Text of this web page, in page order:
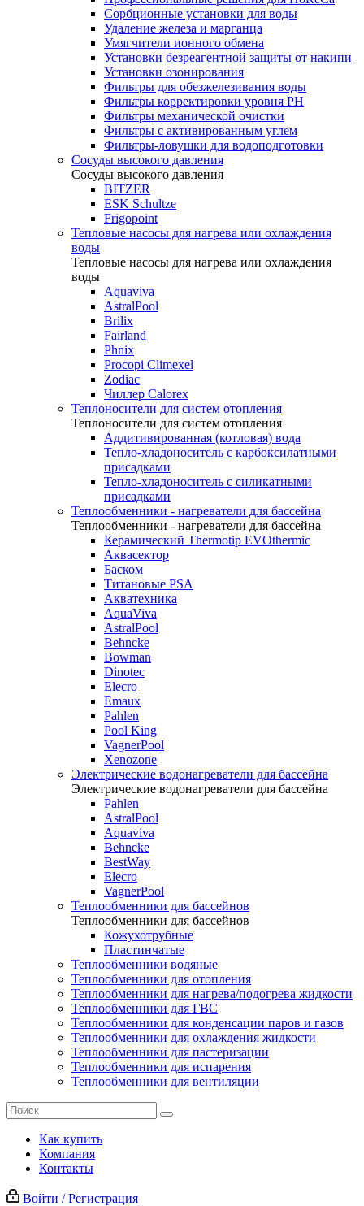
Сорбционные установки для воды
Удаление железа и марганца
Умягчители ионного обмена
Установки безреагентной защиты от накипи
Установки озонирования
Фильтры для обезжелезивания воды
Фильтры корректировки уровня PH
Фильтры механической очистки
Фильтры с активированным углем
Фильтры-ловушки для водоподготовки
Сосуды высокого давления
Сосуды высокого давления
BITZER
ESK Schultze
Frigopoint
Тепловые насосы для нагрева или охлаждения
воды
Тепловые насосы для нагрева или охлаждения
воды
Aquaviva
AstralPool
Brilix
Fairland
Phnix
Procopi Climexel
Zodiac
Чиллер Calorex
Теплоносители для систем отопления
Теплоносители для систем отопления
Аддитивированная (котловая) вода
Тепло-хладоноситель с карбоксилатными
присадками
Тепло-хладоноситель с силикатными
присадками
Теплообменники - нагреватели для бассейна
Теплообменники - нагреватели для бассейна
Керамический Thermotip EVOthermic
Аквасектор
Баском
Титановые PSA
Акватехника
AquaViva
AstralPool
Behncke
Bowman
Dinotec
Elecro
Emaux
Pahlen
Pool King
VagnerPool
Xenozone
Электрические водонагреватели для бассейна
Электрические водонагреватели для бассейна
Pahlen
AstralPool
Aquaviva
Behncke
BestWay
Elecro
VagnerPool
Теплообменники для бассейнов
Теплообменники для бассейнов
Кожухотрубные
Пластинчатые
Теплообменники водяные
Теплообменники для отопления
Теплообменники для нагрева/подогрева жидкости
Теплообменники для ГВС
Теплообменники для конденсации паров и газов
Теплообменники для охлаждения жидкости
Теплообменники для пастеризации
Теплообменники для испарения
Теплообменники для вентиляции
Как купить
Компания
Контакты
Войти / Регистрация